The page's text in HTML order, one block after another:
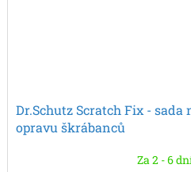
Dr.Schutz Scratch Fix - sada
opravu škrábanců
Za 2 - 6